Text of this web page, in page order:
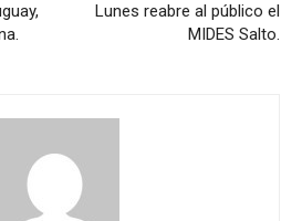
Lunes reabre al público el
MIDES Salto.